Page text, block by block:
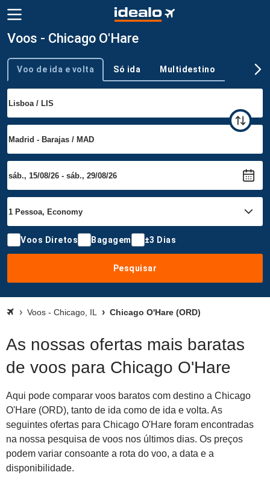
Voos - Chicago O'Hare
Tipo de viagem
Voo de ida e volta Só ida Multidestino
Voos Diretos Bagagem ±3 Dias
Pesquisar
Voos - Chicago, IL Chicago O'Hare (ORD)
As nossas ofertas mais baratas
de voos para Chicago O'Hare
Aqui pode comparar voos baratos com destino a Chicago
O'Hare (ORD), tanto de ida como de ida e volta. As
seguintes ofertas para Chicago O'Hare foram encontradas
na nossa pesquisa de voos nos últimos dias. Os preços
podem variar consoante a rota do voo, a data e a
disponibilidade.